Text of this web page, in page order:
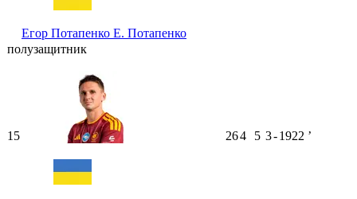
Егор Потапенко Е. Потапенко
полузащитник
15 264 5 3-1922 ʼ